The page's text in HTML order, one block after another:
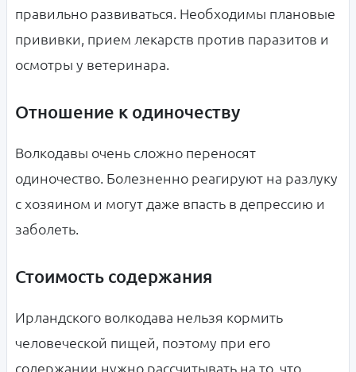
правильно развиваться. Необходимы плановые
прививки, прием лекарств против паразитов и
осмотры у ветеринара.
Отношение к одиночеству
Волкодавы очень сложно переносят
одиночество. Болезненно реагируют на разлуку
с хозяином и могут даже впасть в депрессию и
заболеть.
Стоимость содержания
Ирландского волкодава нельзя кормить
человеческой пищей, поэтому при его
содержании нужно рассчитывать на то, что